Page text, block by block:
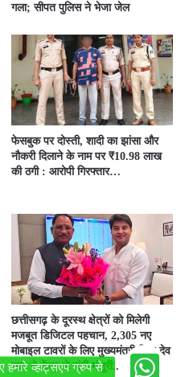
गला; सीपत पुलिस ने भेजा जेल
फेसबुक पर दोस्ती, शादी का झांसा और
नौकरी दिलाने के नाम पर ₹10.98 लाख
की ठगी : आरोपी गिरफ्तार…
छत्तीसगढ़ के दूरस्थ क्षेत्रों को मिलेगी
मजबूत डिजिटल पहचान, 2,305 नए
मोबाइल टावरों के लिए मुख्यमंत्री विष्णु देव
साय ने केंद्र से मांगी मंजूरी..